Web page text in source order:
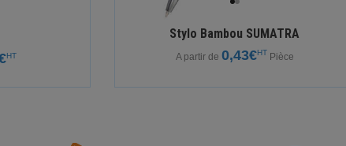
HT
Stylo Bambou SUMATRA
A partir de 0,43€HT Pièce